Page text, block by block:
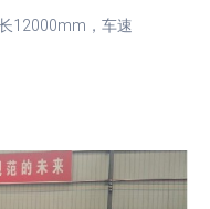
12000mm，车速